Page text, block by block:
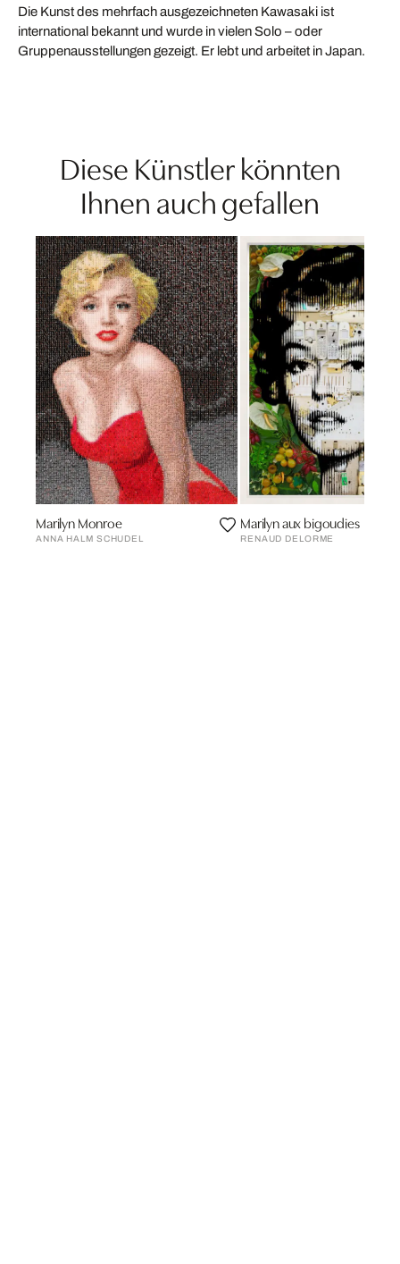
Die Kunst des mehrfach ausgezeichneten Kawasaki ist
international bekannt und wurde in vielen Solo – oder
Gruppenausstellungen gezeigt. Er lebt und arbeitet in Japan.
Diese Künstler könnten
Ihnen auch gefallen
Marilyn Monroe
ANNA HALM SCHUDEL
Marilyn aux bigoudies
RENAUD DELORME